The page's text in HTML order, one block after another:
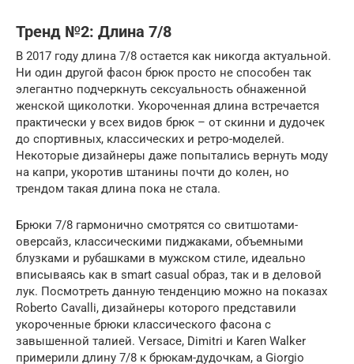
Тренд №2: Длина 7/8
В 2017 году длина 7/8 остается как никогда актуальной.
Ни один другой фасон брюк просто не способен так
элегантно подчеркнуть сексуальность обнаженной
женской щиколотки. Укороченная длина встречается
практически у всех видов брюк – от скинни и дудочек
до спортивных, классических и ретро-моделей.
Некоторые дизайнеры даже попытались вернуть моду
на капри, укоротив штанины почти до колен, но
трендом такая длина пока не стала.
Брюки 7/8 гармонично смотрятся со свитшотами-
оверсайз, классическими пиджаками, объемными
блузками и рубашками в мужском стиле, идеально
вписываясь как в smart casual образ, так и в деловой
лук. Посмотреть данную тенденцию можно на показах
Roberto Cavalli, дизайнеры которого представили
укороченные брюки классического фасона с
завышенной талией. Versace, Dimitri и Karen Walker
примерили длину 7/8 к брюкам-дудочкам, а Giorgio